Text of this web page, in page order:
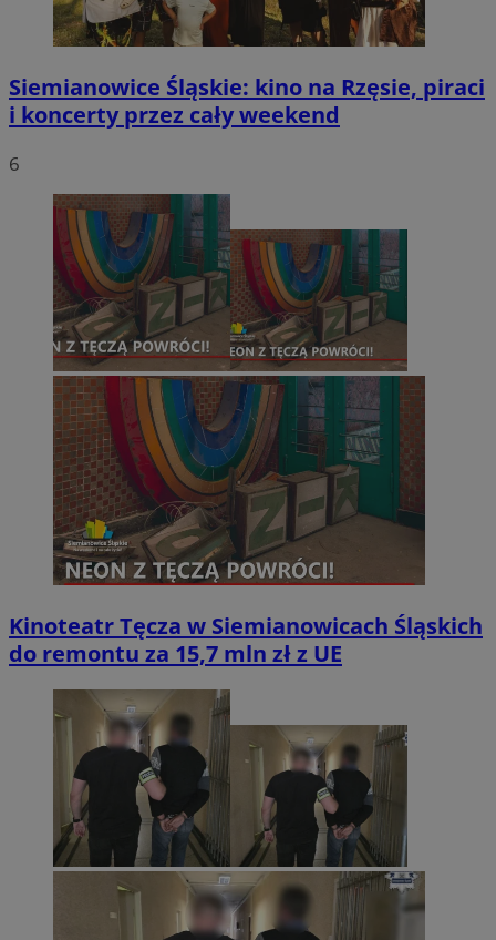
Siemianowice Śląskie: kino na Rzęsie, piraci
i koncerty przez cały weekend
6
Kinoteatr Tęcza w Siemianowicach Śląskich
do remontu za 15,7 mln zł z UE